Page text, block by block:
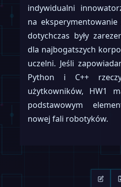
indywidualni
na
dotychczas były
dla najbogatszych
uczelni. Jeśli
Python i C++
użytkowników, HW1
podstawowym
nowej fali robotyków.